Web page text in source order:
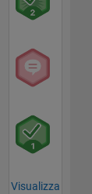
Visualizza